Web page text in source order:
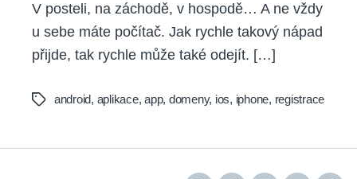
V posteli, na záchodě, v hospodě… A ne vždy
u sebe máte počítač. Jak rychle takový nápad
přijde, tak rychle může také odejít. […]
Tagsandroid, aplikace,app, domeny, ios, iphone, registrace